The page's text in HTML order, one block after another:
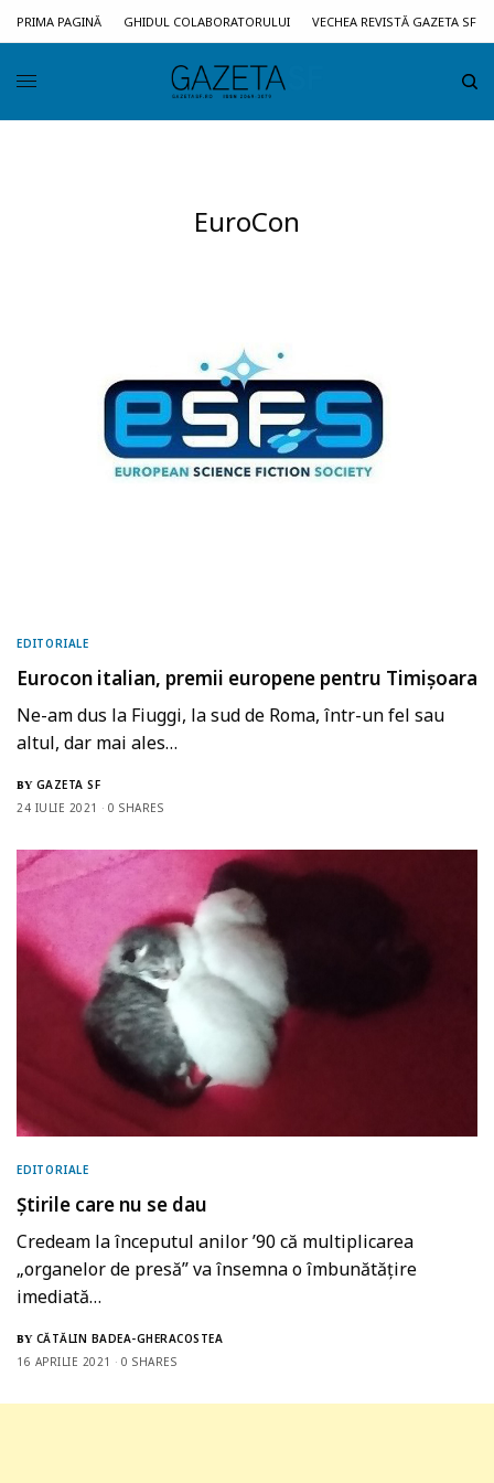
PRIMA PAGINĂ GHIDUL COLABORATORULUI VECHEA REVISTĂ GAZETA SF
EuroCon
EDITORIALE
Eurocon italian, premii europene pentru Timișoara
Ne-am dus la Fiuggi, la sud de Roma, într-un fel sau
altul, dar mai ales…
BY GAZETA SF
24 IULIE 2021
0 SHARES
EDITORIALE
Știrile care nu se dau
Credeam la începutul anilor ’90 că multiplicarea
„organelor de presă” va însemna o îmbunătățire
imediată…
BY CĂTĂLIN BADEA-GHERACOSTEA
16 APRILIE 2021
0 SHARES